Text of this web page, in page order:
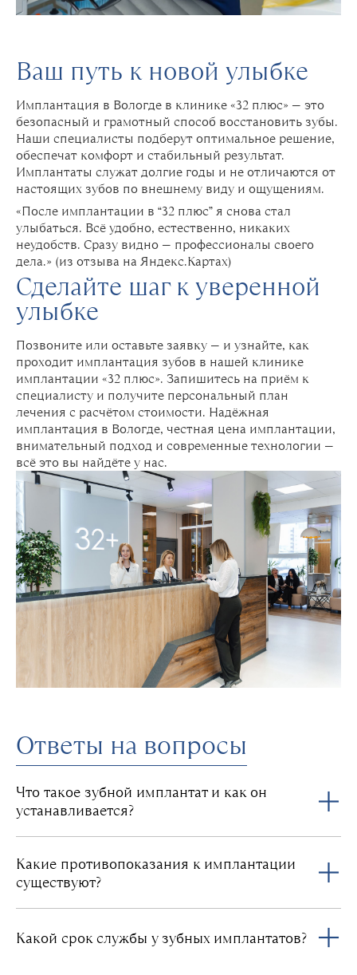
Ваш путь к новой улыбке
Имплантация в Вологде в клинике «32 плюс» — это
безопасный и грамотный способ восстановить зубы.
Наши специалисты подберут оптимальное решение,
обеспечат комфорт и стабильный результат.
Имплантаты служат долгие годы и не отличаются от
настоящих зубов по внешнему виду и ощущениям.
«После имплантации в “32 плюс” я снова стал
улыбаться. Всё удобно, естественно, никаких
неудобств. Сразу видно — профессионалы своего
дела.» (из отзыва на Яндекс.Картах)
Сделайте шаг к уверенной
улыбке
Позвоните или оставьте заявку — и узнайте, как
проходит имплантация зубов в нашей клинике
имплантации «32 плюс». Запишитесь на приём к
специалисту и получите персональный план
лечения с расчётом стоимости. Надёжная
имплантация в Вологде, честная цена имплантации,
внимательный подход и современные технологии —
всё это вы найдёте у нас.
Ответы на вопросы
Что такое зубной имплантат и как он
устанавливается?
Имплантат — это искусственный титановый корень,
который вживляется в костную ткань челюсти для
замены утраченного зуба. Установка проводится в
несколько этапов: диагностика, планирование,
хирургическое внедрение имплантата и
Какие противопоказания к имплантации
существуют?
К общим противопоказаниям относятся
(например, сахарный диабет), остеопороз,
Какой срок службы у зубных имплантатов?